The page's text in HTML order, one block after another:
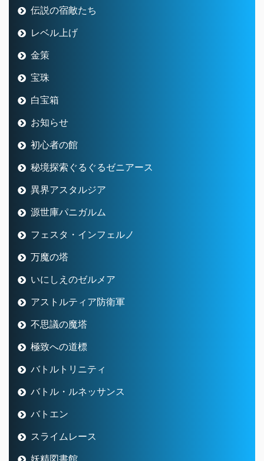
伝説の宿敵たち
レベル上げ
金策
宝珠
白宝箱
お知らせ
初心者の館
秘境探索ぐるぐるゼニアース
異界アスタルジア
源世庫パニガルム
フェスタ・インフェルノ
万魔の塔
いにしえのゼルメア
アストルティア防衛軍
不思議の魔塔
極致への道標
バトルトリニティ
バトル・ルネッサンス
バトエン
スライムレース